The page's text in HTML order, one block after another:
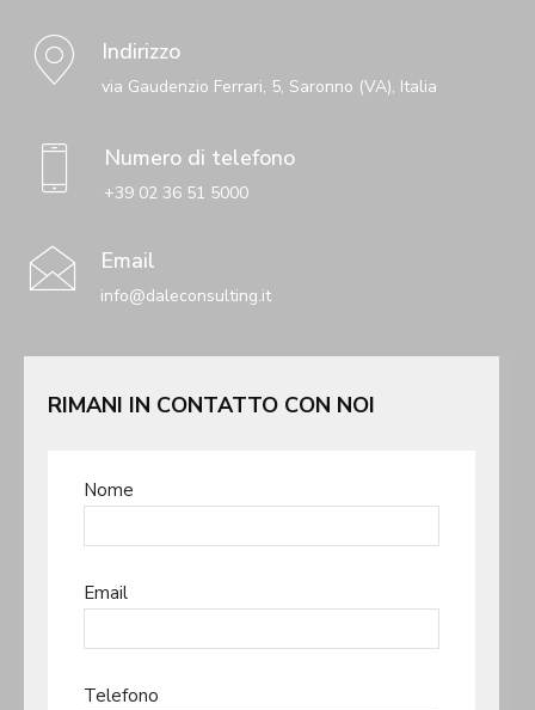
Indirizzo
via Gaudenzio Ferrari, 5, Saronno (VA), Italia
Numero di telefono
+39 02 36 51 5000
Email
info@daleconsulting.it
RIMANI IN CONTATTO CON NOI
Nome
Email
Telefono